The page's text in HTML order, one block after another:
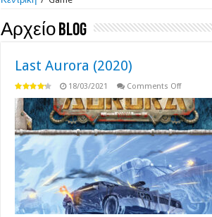
Αρχείο Blog
Last Aurora (2020)
18/03/2021 Comments Offon
Aurora
(2020)